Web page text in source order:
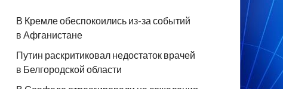
В Кремле обеспокоились из-за событий
в Афганистане
Путин раскритиковал недостаток врачей
в Белгородской области